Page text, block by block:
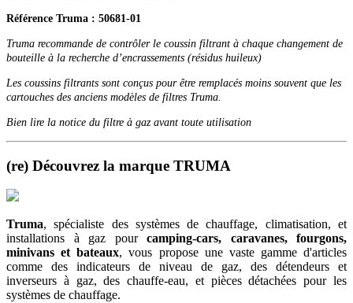
Référence Truma : 50681-01
Truma recommande de contrôler le coussin filtrant à chaque changement de
bouteille à la recherche d’encrassements (résidus huileux)
Les coussins filtrants sont conçus pour être remplacés moins souvent que les
cartouches des anciens modèles de filtres Truma.
Bien lire la notice du filtre à gaz avant toute utilisation
(re) Découvrez la marque TRUMA
Truma, spécialiste des systèmes de chauffage, climatisation, et
installations à gaz pour camping-cars, caravanes, fourgons,
minivans et bateaux, vous propose une vaste gamme d'articles
comme des indicateurs de niveau de gaz, des détendeurs et
inverseurs à gaz, des chauffe-eau, et pièces détachées pour les
systèmes de chauffage.